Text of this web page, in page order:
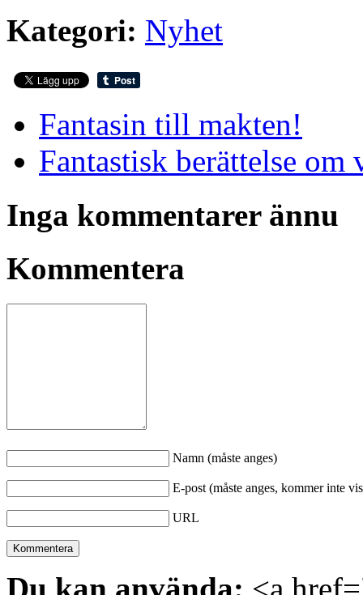
Kategori: Nyhet
Fantasin till makten!
Fantastisk berättelse om
Inga kommentarer ännu
Kommentera
Namn (måste anges)
E-post (måste anges, kommer inte
URL